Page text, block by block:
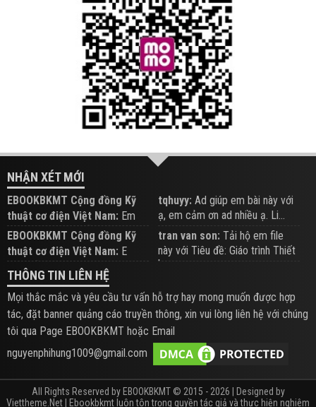
NHẬN XÉT MỚI
EBOOKBKMT Cộng đồng Kỹ
thuật cơ điện Việt Nam: Em
đăng trên Group hỗ trợ nhé
tqhuyy: Ad giúp em bài này với
ạ, em cảm ơn ad nhiều ạ. Li...
EBOOKBKMT Cộng đồng Kỹ
thuật cơ điện Việt Nam: E
xem hỗ trợ trên Group
tran van son: Tải hộ em file
này với Tiêu đề: Giáo trình Thiết
b...
THÔNG TIN LIÊN HỆ
Mọi thắc mắc và yêu cầu tư vấn hỗ trợ hay mong muốn được hợp
tác, đặt banner quảng cáo truyền thông, xin vui lòng liên hệ với chúng
tôi qua Page EBOOKBKMT hoặc Email
nguyenphihung1009@gmail.com
All Rights Reserved by EBOOKBKMT © 2015 - 2026 | Designed by
Viettheme.Net | Ebookbkmt luôn tôn trọng quyền tác giả và thực hiện nghiêm